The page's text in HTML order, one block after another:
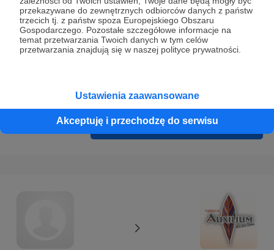
przekazywane do zewnętrznych odbiorców danych z państw
trzecich tj. z państw spoza Europejskiego Obszaru
Gospodarczego. Pozostałe szczegółowe informacje na
temat przetwarzania Twoich danych w tym celów
przetwarzania znajdują się w naszej polityce prywatności.
Ustawienia zaawansowane
Akceptuję i przechodzę do serwisu
Wyrażam zgodę na otrzymywanie drogą elektroniczną
informacji handlowych - newslettera. Opcja ta może zostać
zmieniona w ustawieniach konta.
Cofnij Zarejestruj się i przejdź dalej